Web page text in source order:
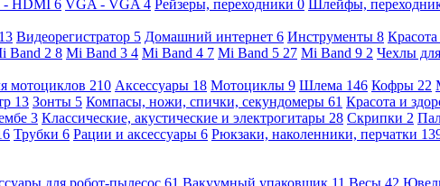
- HDMI 6 VGA - VGA 4 Рейзеры, переходники 0 Шлейфы,
13 Видеорегистратор 5 Домашний интернет 6 Инструменты 8
Band 2 8 Mi Band 3 4 Mi Band 4 7 Mi Band 5 27 Mi Band 9 2 Чехлы
мотоциклов 210 Аксессуары 18 Мотоциклы 9 Шлема 146 Кофры 22
13 Зонты 5 Компасы, ножи, спички, секундомеры 61 Красота и
3 Классические, акустические и электрогитары 28 Скрипки 2
Трубки 6 Рации и аксессуары 6 Рюкзаки, наколенники, перчатки
для робот-пылесос 61 Вакуумный упаковщик 11 Весы 42